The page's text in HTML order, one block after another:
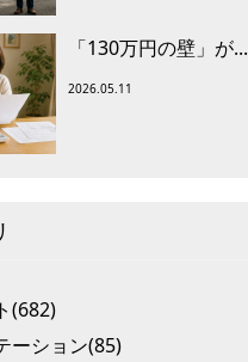
「130万円の壁」が...
2026.05.11
(682)
ーション(85)